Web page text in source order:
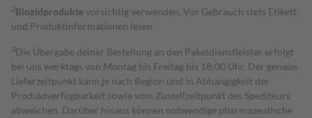
2Biozidproduktevorsichtig verwenden. Vor Gebrauch stets Etikett
und Produktinformationen lesen.
3Die Übergabe deiner Bestellung an den Paketdienstleister erfolgt
bei uns werktags von Montag bis Freitag bis 18:00 Uhr. Der genaue
Lieferzeitpunkt kann je nach Region und in Abhängigkeit der
Produktverfügbarkeit sowie vom Zustellzeitpunkt des Spediteurs
abweichen. Darüber hinaus können notwendige pharmazeutische